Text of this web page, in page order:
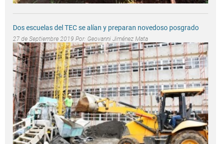
Dos escuelas del TEC se alían y preparan novedoso posgrado
27 de Septiembre 2019 Por: Geovanni Jiménez Mata